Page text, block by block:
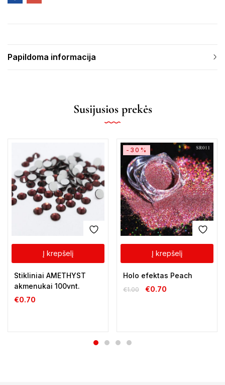
Papildoma informacija
Susijusios prekės
Į krepšelį
Stikliniai AMETHYST
akmenukai 100vnt.
€0.70
Į krepšelį
-30%
Holo efektas Peach
€1.00 €0.70